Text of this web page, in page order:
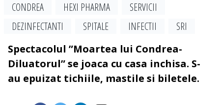
CONDREA HEXI PHARMA
SERVICII
DEZINFECTANTI
SPITALE INFECTII
SRI
Spectacolul ”Moartea lui Condrea-
Diluatorul” se joaca cu casa inchisa. S-
au epuizat tichiile, mastile si biletele.